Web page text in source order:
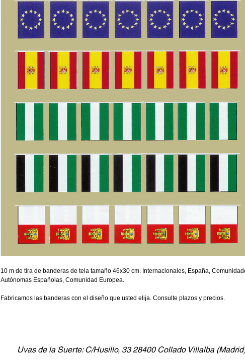
10 m de tira de banderas de tela tamaño 46x30 cm. Internacionales, España,
Autónomas Españolas, Comunidad Europea.
Fabricamos las banderas con el diseño que usted elija. Consulte plazos y precios.
Uvas de la Suerte: C/Husillo, 33 28400 Collado Villalba